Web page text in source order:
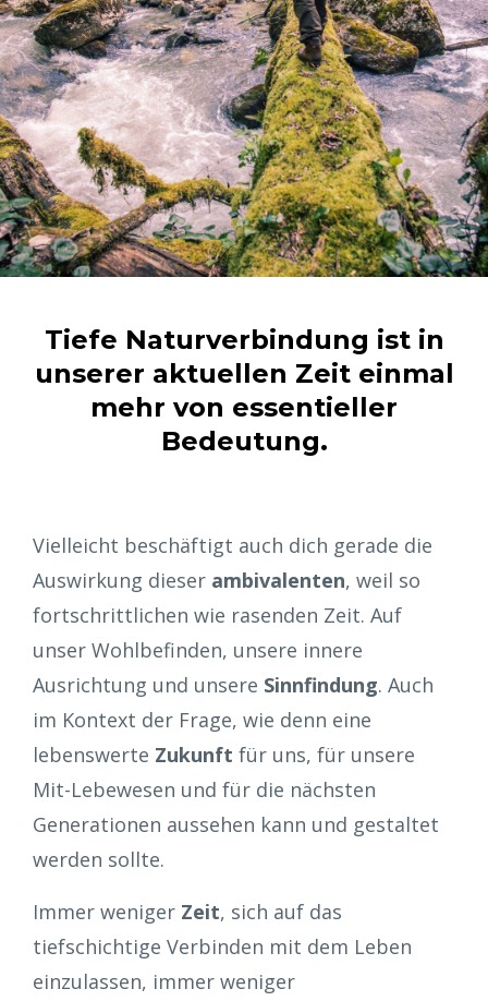
Tiefe Naturverbindung ist in
unserer aktuellen Zeit einmal
mehr von essentieller
Bedeutung.
Vielleicht beschäftigt auch dich gerade die
Auswirkung dieser ambivalenten, weil so
fortschrittlichen wie rasenden Zeit. Auf
unser Wohlbefinden, unsere innere
Ausrichtung und unsere Sinnfindung. Auch
im Kontext der Frage, wie denn eine
lebenswerte Zukunft für uns, für unsere
Mit-Lebewesen und für die nächsten
Generationen aussehen kann und gestaltet
werden sollte.
Immer weniger Zeit, sich auf das
tiefschichtige Verbinden mit dem Leben
einzulassen, immer weniger